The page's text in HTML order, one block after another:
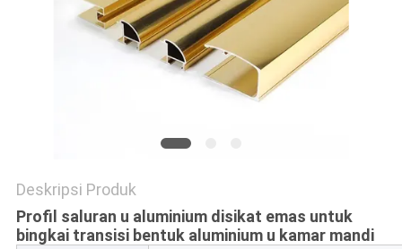
Deskripsi Produk
Profil saluran u aluminium disikat emas untuk
bingkai transisi bentuk aluminium u kamar mandi